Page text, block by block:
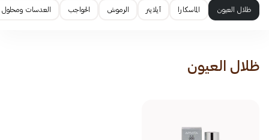
ظلال العيون الماسكارا آيلاينر الرموش الحواجب العدسات
ظلال العيون